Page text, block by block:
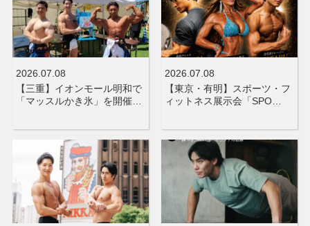
2026.07.08
【三重】イオンモール明和で
「マッスルかき氷」を開催…
2026.07.08
【東京・有明】スポーツ・フ
ィットネス展示会「SPO…